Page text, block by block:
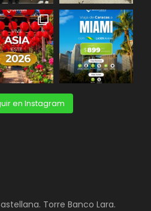
en Instagram
Torre Banco Lara.